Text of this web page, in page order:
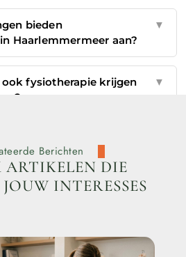
bieden
Haarlemmermeer aan?
▼
fysiotherapie krijgen
▼
Berichten
ARTIKELEN DIE
INTERESSES